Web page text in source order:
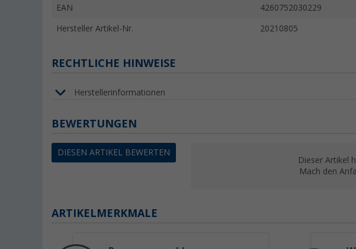
EAN 4260752030229
Hersteller Artikel-Nr. 20210805
RECHTLICHE HINWEISE
Herstellerinformationen
BEWERTUNGEN
DIESEN ARTIKEL BEWERTEN
Dieser Artikel
Mach den
ARTIKELMERKMALE